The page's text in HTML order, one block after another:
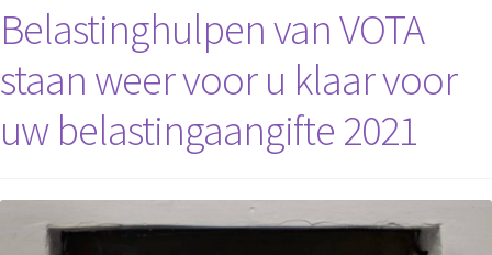
Belastinghulpen van VOTA
staan weer voor u klaar voor
uw belastingaangifte 2021